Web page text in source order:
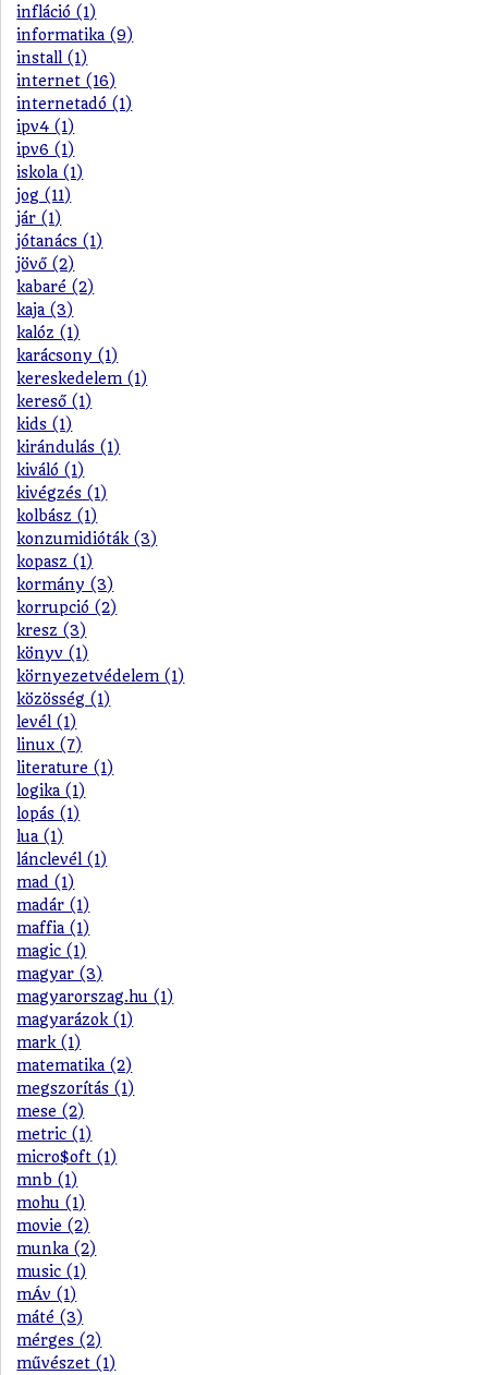
infláció (1)
informatika (9)
install (1)
internet (16)
internetadó (1)
ipv4 (1)
ipv6 (1)
iskola (1)
jog (11)
jár (1)
jótanács (1)
jövő (2)
kabaré (2)
kaja (3)
kalóz (1)
karácsony (1)
kereskedelem (1)
kereső (1)
kids (1)
kirándulás (1)
kiváló (1)
kivégzés (1)
kolbász (1)
konzumidióták (3)
kopasz (1)
kormány (3)
korrupció (2)
kresz (3)
könyv (1)
környezetvédelem (1)
közösség (1)
levél (1)
linux (7)
literature (1)
logika (1)
lopás (1)
lua (1)
lánclevél (1)
mad (1)
madár (1)
maffia (1)
magic (1)
magyar (3)
magyarorszag.hu (1)
magyarázok (1)
mark (1)
matematika (2)
megszorítás (1)
mese (2)
metric (1)
micro$oft (1)
mnb (1)
mohu (1)
movie (2)
munka (2)
music (1)
mÁv (1)
máté (3)
mérges (2)
művészet (1)